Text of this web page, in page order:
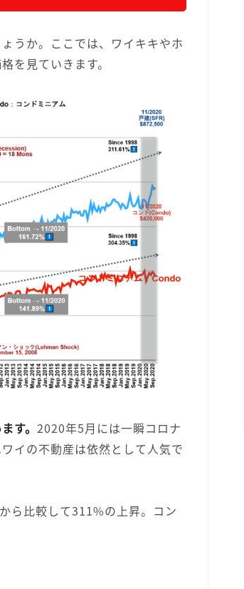
うか。ここでは、ワイキキやホ
を見ていきます。
す。 2020年5月には一瞬コロナ
イの不動産は依然として人気で
ら比較して311%の上昇。コン